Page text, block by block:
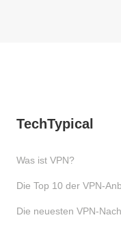
TechTypical
Was ist VPN?
Die Top 10 der VPN-
Die neuesten VPN-